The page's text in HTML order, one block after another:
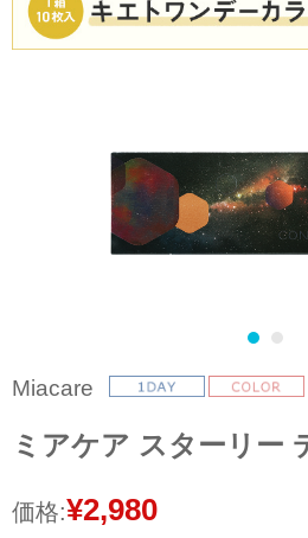
Miacare
ミアケア スターリー
価格:¥2,980